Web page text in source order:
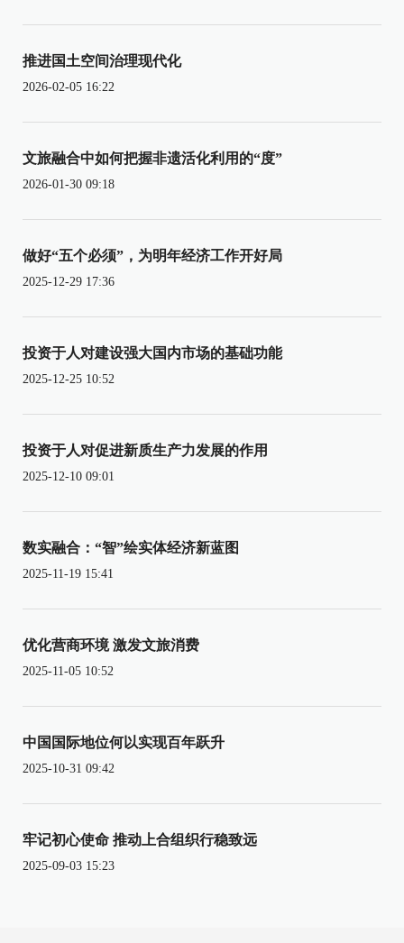
推进国土空间治理现代化
2026-02-05 16:22
文旅融合中如何把握非遗活化利用的“度”
2026-01-30 09:18
做好“五个必须”，为明年经济工作开好局
2025-12-29 17:36
投资于人对建设强大国内市场的基础功能
2025-12-25 10:52
投资于人对促进新质生产力发展的作用
2025-12-10 09:01
数实融合：“智”绘实体经济新蓝图
2025-11-19 15:41
优化营商环境 激发文旅消费
2025-11-05 10:52
中国国际地位何以实现百年跃升
2025-10-31 09:42
牢记初心使命 推动上合组织行稳致远
2025-09-03 15:23